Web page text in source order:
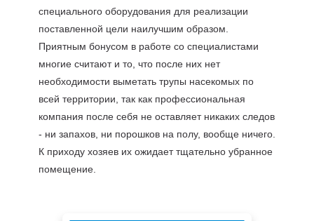
специального оборудования для реализации
поставленной цели наилучшим образом.
Приятным бонусом в работе со специалистами
многие считают и то, что после них нет
необходимости выметать трупы насекомых по
всей территории, так как профессиональная
компания после себя не оставляет никаких следов
- ни запахов, ни порошков на полу, вообще ничего.
К приходу хозяев их ожидает тщательно убранное
помещение.